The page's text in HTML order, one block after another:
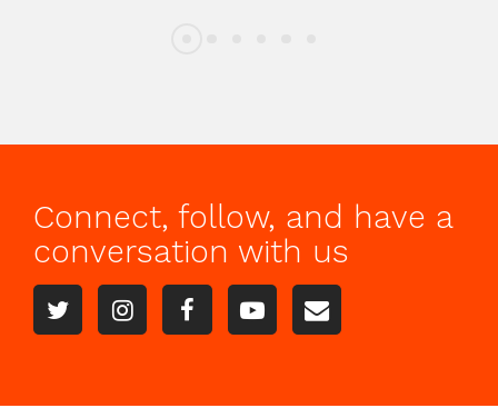
Connect, follow, and have a
conversation with us